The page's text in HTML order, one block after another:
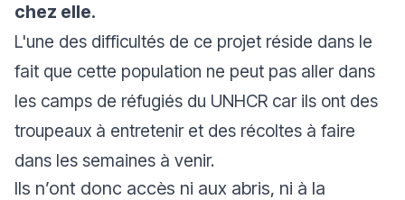
chez elle.
L'une des difficultés de ce projet réside dans le
fait que cette population ne peut pas aller dans
les camps de réfugiés du UNHCR car ils ont des
troupeaux à entretenir et des récoltes à faire
dans les semaines à venir.
Ils n’ont donc accès ni aux abris, ni à la